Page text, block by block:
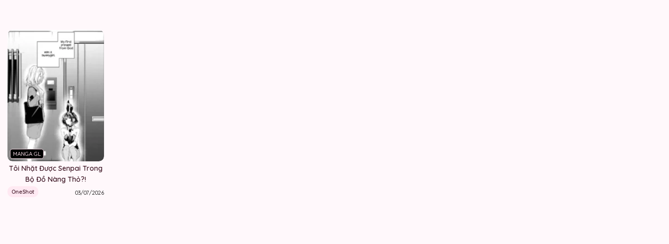
MANGA GL
Tôi Nhặt Được Senpai Trong
Bộ Đồ Nàng Thỏ?!
OneShot 03/07/2026